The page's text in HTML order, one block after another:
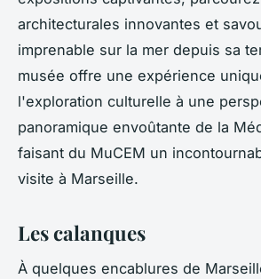
architecturales innovantes et
imprenable sur la mer depuis sa
musée offre une expérience
l'exploration culturelle à une
panoramique envoûtante de la
faisant du MuCEM un
visite à Marseille.
Les calanques
À quelques encablures de